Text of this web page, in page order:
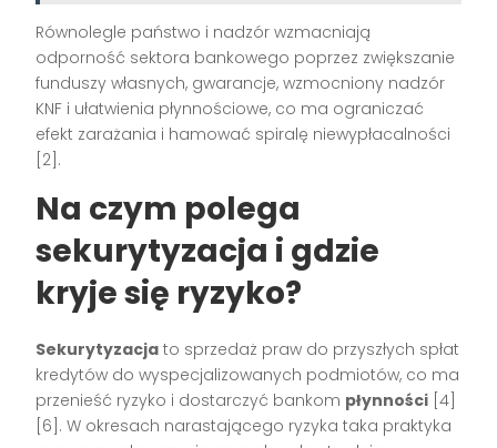
Równolegle państwo i nadzór wzmacniają
odporność sektora bankowego poprzez zwiększanie
funduszy własnych, gwarancje, wzmocniony nadzór
KNF i ułatwienia płynnościowe, co ma ograniczać
efekt zarażania i hamować spiralę niewypłacalności
[2].
Na czym polega
sekurytyzacja i gdzie
kryje się ryzyko?
Sekurytyzacja to sprzedaż praw do przyszłych spłat
kredytów do wyspecjalizowanych podmiotów, co ma
przenieść ryzyko i dostarczyć bankom płynności [4]
[6]. W okresach narastającego ryzyka taka praktyka